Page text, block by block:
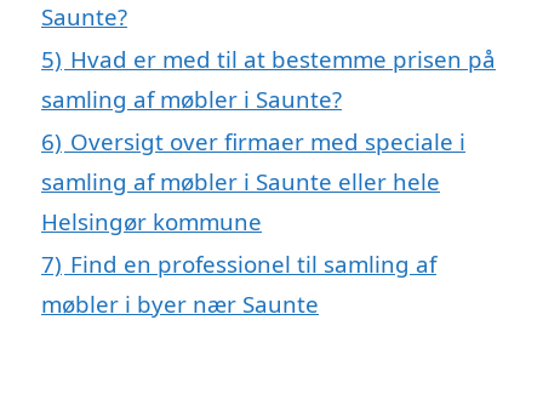
Saunte?
5) Hvad er med til at bestemme prisen på
samling af møbler i Saunte?
6) Oversigt over firmaer med speciale i
samling af møbler i Saunte eller hele
Helsingør kommune
7) Find en professionel til samling af
møbler i byer nær Saunte